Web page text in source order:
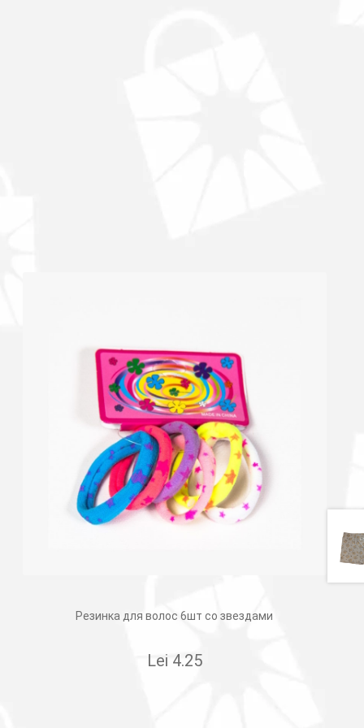
Резинка для волос 6шт со звездами
Lei 4.25